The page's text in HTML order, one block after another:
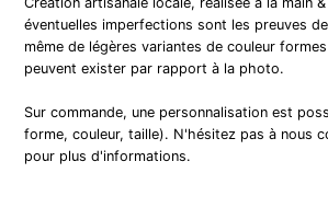
éventuelles imperfections sont les preuves
même de légères variantes de couleur
peuvent exister par rapport à la photo.
Sur commande, une personnalisation est
forme, couleur, taille). N'hésitez pas à nous
pour plus d'informations.